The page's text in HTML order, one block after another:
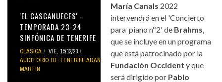
'EL CASCANUECES' -
TEMPORADA 23-24
SINFÓNICA DE TENERIFE
CLÁSICA
VIE, 15/12/23
AUDITORIO DE TENERIFE ADÁN
MARTÍN
María Canals 2022
intervendrá en el 'Concierto
para piano nº2' de Brahms,
que se incluye en un programa
que está patrocinado por la
Fundación Occidenty que
será dirigido por Pablo